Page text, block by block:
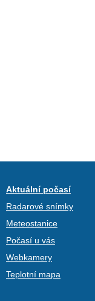
Aktuální počasí
Radarové snímky
Meteostanice
Počasí u vás
Webkamery
Teplotní mapa